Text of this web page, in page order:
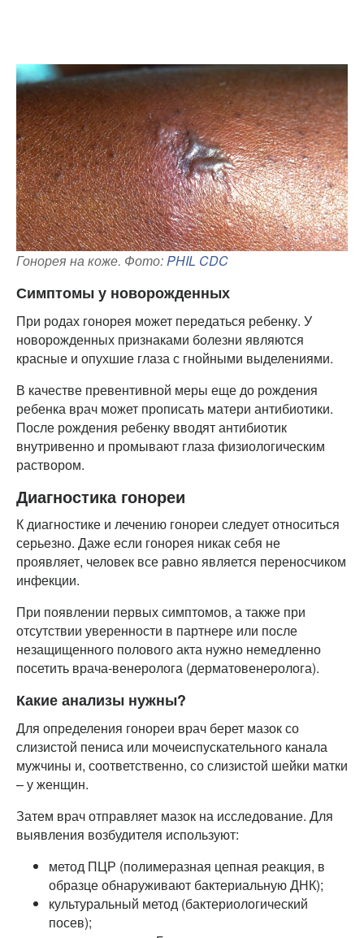
Гонорея на коже. Фото:PHIL CDC
Симптомы у новорожденных
При родах гонорея может передаться ребенку. У
новорожденных признаками болезни являются
красные и опухшие глаза с гнойными выделениями.
В качестве превентивной меры еще до рождения
ребенка врач может прописать матери антибиотики.
После рождения ребенку вводят антибиотик
внутривенно и промывают глаза физиологическим
раствором.
Диагностика гонореи
К диагностике и лечению гонореи следует относиться
серьезно. Даже если гонорея никак себя не
проявляет, человек все равно является переносчиком
инфекции.
При появлении первых симптомов, а также при
отсутствии уверенности в партнере или после
незащищенного полового акта нужно немедленно
посетить врача-венеролога (дерматовенеролога).
Какие анализы нужны?
Для определения гонореи врач берет мазок со
слизистой пениса или мочеиспускательного канала
мужчины и, соответственно, со слизистой шейки матки
– у женщин.
Затем врач отправляет мазок на исследование. Для
выявления возбудителя используют:
метод ПЦР (полимеразная цепная реакция, в
образце обнаруживают бактериальную ДНК);
культуральный метод (бактериологический
посев);